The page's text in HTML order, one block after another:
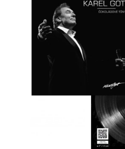
KONTAKTY
FUNKČNÍ ČOKOLÁDA
Obchodní podmínky
Podmínky ochrany osobních údajů